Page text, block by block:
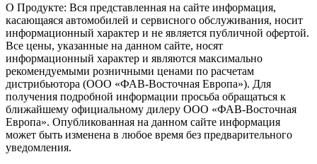
О Продукте: Вся представленная на сайте информация,
касающаяся автомобилей и сервисного обслуживания, носит
информационный характер и не является публичной офертой.
Все цены, указанные на данном сайте, носят
информационный характер и являются максимально
рекомендуемыми розничными ценами по расчетам
дистрибьютора (ООО «ФАВ-Восточная Европа»). Для
получения подробной информации просьба обращаться к
ближайшему официальному дилеру ООО «ФАВ-Восточная
Европа». Опубликованная на данном сайте информация
может быть изменена в любое время без предварительного
уведомления.